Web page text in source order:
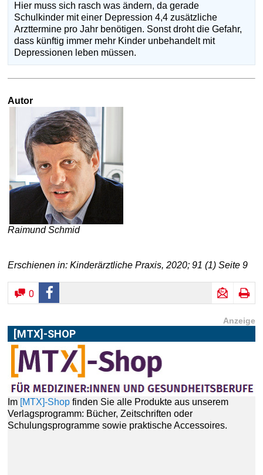
Hier muss sich rasch was ändern, da gerade
Schulkinder mit einer Depression 4,4 zusätzliche
Arzttermine pro Jahr benötigen. Sonst droht die Gefahr,
dass künftig immer mehr Kinder unbehandelt mit
Depressionen leben müssen.
Autor
Raimund Schmid
Erschienen in: Kinderärztliche Praxis, 2020; 91 (1) Seite 9
0
Anzeige
[MTX]-SHOP
Im
finden Sie alle Produkte aus unserem
Verlagsprogramm: Bücher, Zeitschriften oder
Schulungsprogramme sowie praktische Accessoires.